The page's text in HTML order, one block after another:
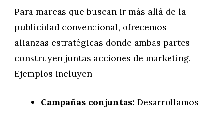
Para marcas que buscan ir más allá de la
publicidad convencional, ofrecemos
alianzas estratégicas donde ambas partes
construyen juntas acciones de marketing.
Ejemplos incluyen:
Campañas conjuntas: Desarrollamos